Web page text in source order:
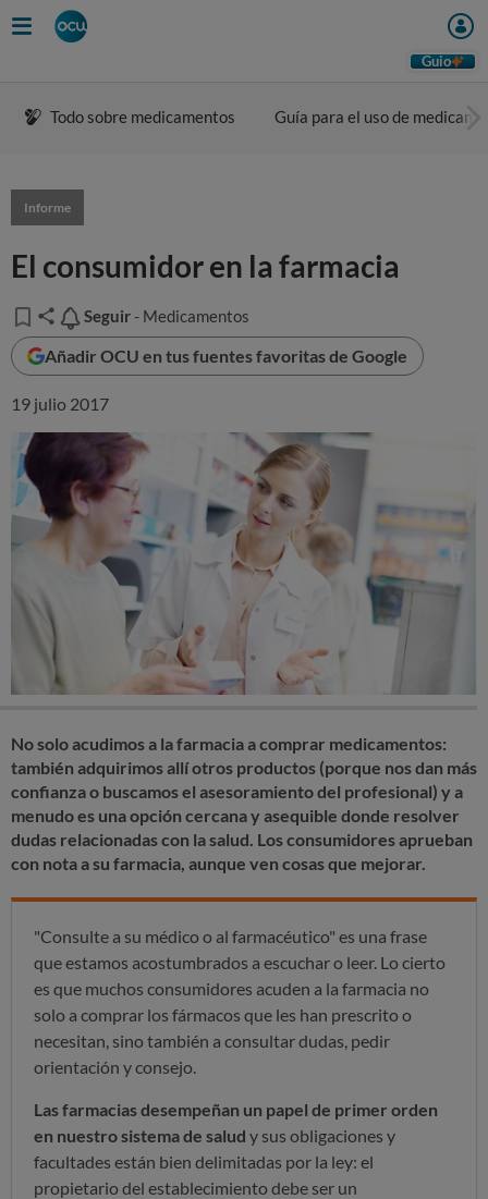
Guio
Todo sobre medicamentos Guía para el uso de
Informe
El consumidor en la farmacia
Seguir
Seguir - Medicamentos
Añadir OCU en tus fuentes favoritas de Google
19 julio 2017
No solo acudimos a la farmacia a comprar medicamentos:
también adquirimos allí otros productos (porque nos dan más
confianza o buscamos el asesoramiento del profesional) y a
menudo es una opción cercana y asequible donde resolver
dudas relacionadas con la salud. Los consumidores aprueban
con nota a su farmacia, aunque ven cosas que mejorar.
"Consulte a su médico o al farmacéutico" es una frase
que estamos acostumbrados a escuchar o leer. Lo cierto
es que muchos consumidores acuden a la farmacia no
solo a comprar los fármacos que les han prescrito o
necesitan, sino también a consultar dudas, pedir
orientación y consejo.
Las farmacias desempeñan un papel de primer orden
en nuestro sistema de salud y sus obligaciones y
facultades están bien delimitadas por la ley: el
propietario del establecimiento debe ser un